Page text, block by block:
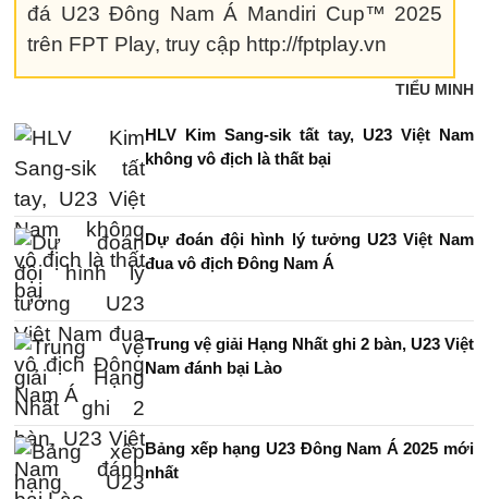
đá U23 Đông Nam Á Mandiri Cup™ 2025
trên FPT Play, truy cập http://fptplay.vn
TIỂU MINH
HLV Kim Sang-sik tất tay, U23 Việt Nam
không vô địch là thất bại
Dự đoán đội hình lý tưởng U23 Việt Nam
đua vô địch Đông Nam Á
Trung vệ giải Hạng Nhất ghi 2 bàn, U23 Việt
Nam đánh bại Lào
Bảng xếp hạng U23 Đông Nam Á 2025 mới
nhất